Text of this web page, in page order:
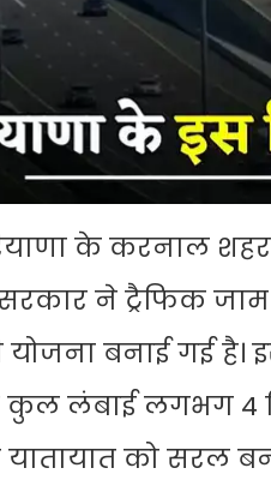
के करनाल शहर
सरकार ने ट्रैफिक
योजना बनाई गई
लंबाई लगभग 4
यातायात को सरल